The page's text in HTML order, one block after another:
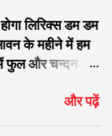
कहता है
लिरिक्स डम डम
के महीने में हम
फुल और चन्दन
लायेंगे वही गंगाजल
मेरी कुटिया में
और पढ़ें